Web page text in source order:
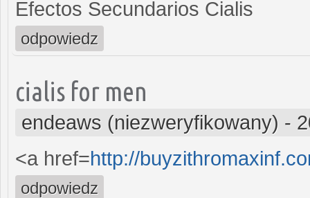
Efectos Secundarios Cialis
odpowiedz
cialis for men
endeaws (niezweryfikowany) -
<a href=http://
odpowiedz